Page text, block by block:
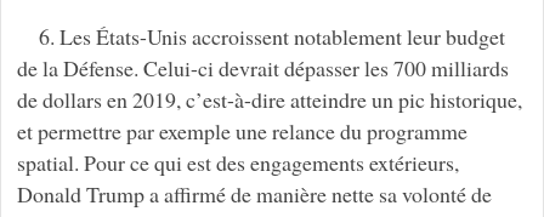
6. Les États-Unis accroissent notablement leur budget
de la Défense. Celui-ci devrait dépasser les 700 milliards
de dollars en 2019, c’est-à-dire atteindre un pic historique,
et permettre par exemple une relance du programme
spatial. Pour ce qui est des engagements extérieurs,
Donald Trump a affirmé de manière nette sa volonté de